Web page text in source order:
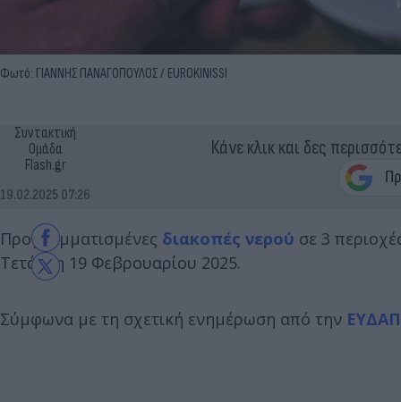
Φωτό: ΓΙΑΝΝΗΣ ΠΑΝΑΓΟΠΟΥΛΟΣ / EUROKINISSI
Συντακτική
Ομάδα
Flash.gr
19.02.2025 07:26
Κάνε κλικ και δες
Προγραμματισμένες διακοπές νερού σε 3
Τετάρτη 19 Φεβρουαρίου 2025.
Σύμφωνα με τη σχετική ενημέρωση από την ΕΥΔΑΠ